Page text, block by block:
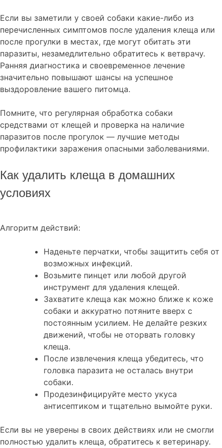
Если вы заметили у своей собаки какие-либо из
перечисленных симптомов после удаления клеща или
после прогулки в местах, где могут обитать эти
паразиты, незамедлительно обратитесь к ветврачу.
Ранняя диагностика и своевременное лечение
значительно повышают шансы на успешное
выздоровление вашего питомца.
Помните, что регулярная обработка собаки
средствами от клещей и проверка на наличие
паразитов после прогулок — лучшие методы
профилактики заражения опасными заболеваниями.
Как удалить клеща в домашних
условиях
Алгоритм действий:
Наденьте перчатки, чтобы защитить себя от
возможных инфекций.
Возьмите пинцет или любой другой
инструмент для удаления клещей.
Захватите клеща как можно ближе к коже
собаки и аккуратно потяните вверх с
постоянным усилием. Не делайте резких
движений, чтобы не оторвать головку
клеща.
После извлечения клеща убедитесь, что
головка паразита не осталась внутри
собаки.
Продезинфицируйте место укуса
антисептиком и тщательно вымойте руки.
Если вы не уверены в своих действиях или не смогли
полностью удалить клеща, обратитесь к ветеринару.